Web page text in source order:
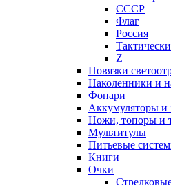
СССР
Флаг
Россия
Z
Повязки
Наколенники и
Фонари
Аккумуляторы и
Ножи, топоры и
Мультитулы
Питьевые
Книги
Очки